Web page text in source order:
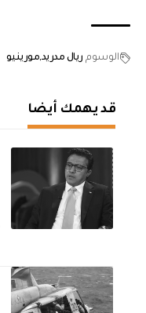
الوسوم ريال مدريدمورينيو
قد يهمك أيضا